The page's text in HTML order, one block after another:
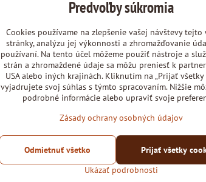
Predvoľby súkromia
Cookies používame na zlepšenie vašej návštevy tejto
stránky, analýzu jej výkonnosti a zhromažďovanie
používaní. Na tento účel môžeme použiť nástroje a
strán a zhromaždené údaje sa môžu preniesť k
USA alebo iných krajinách. Kliknutím na „Prijať všetky
vyjadrujete svoj súhlas s týmto spracovaním. Nižšie
podrobné informácie alebo upraviť svoje
Zásady ochrany osobných údajov
Ukázať podrobnosti
Prijať všetky
Odmietnuť všetko